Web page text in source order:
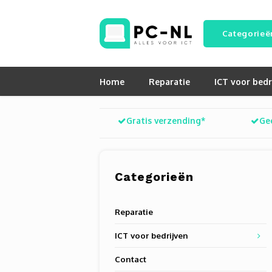
Home Reparatie ICT voor
Gratis verzending*
Categorieën
Reparatie
ICT voor bedrijven
Contact